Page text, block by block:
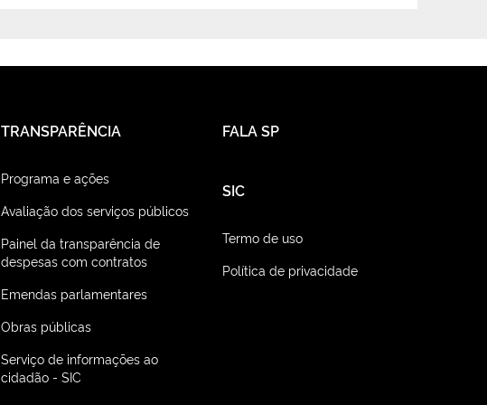
TRANSPARÊNCIA
Programa e ações
Avaliação dos serviços públicos
Painel da transparência de
despesas com contratos
Emendas parlamentares
Obras públicas
Serviço de informações ao
cidadão - SIC
FALA SP
SIC
Termo de uso
Política de privacidade